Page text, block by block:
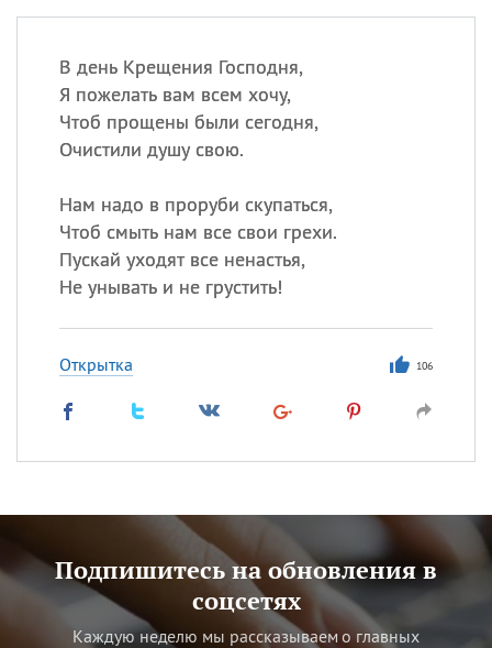
В день Крещения Господня,
Я пожелать вам всем хочу,
Чтоб прощены были сегодня,
Очистили душу свою.
Нам надо в проруби скупаться,
Чтоб смыть нам все свои грехи.
Пускай уходят все ненастья,
Не унывать и не грустить!
Открытка 106
Подпишитесь на обновления в
соцсетях
Каждую неделю мы рассказываем о главных